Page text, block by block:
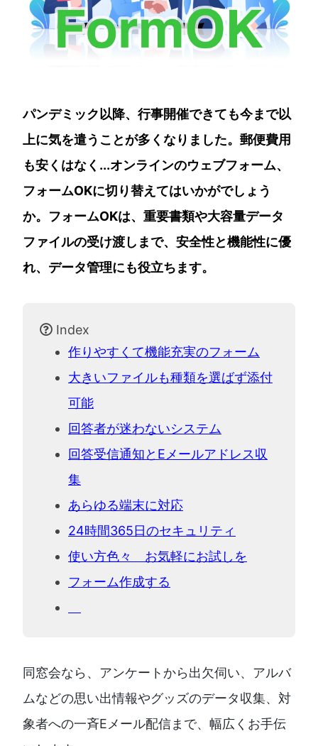
パンデミック以降、行事開催できても今まで以
上に気を遣うことが多くなりました。郵便費用
も安くはなく...オンラインのウェブフォーム、
フォームOKに切り替えてはいかがでしょう
か。フォームOKは、重要書類や大容量データ
ファイルの受け渡しまで、安全性と機能性に優
れ、データ管理にも役立ちます。
Index
作りやすくて機能充実のフォーム
大きいファイルも種類を選ばず添付
可能
回答者が迷わないシステム
回答受信通知とEメールアドレス収
集
あらゆる端末に対応
24時間365日のセキュリティ
使い方色々 お気軽にお試しを
フォーム作成する
同窓会なら、アンケートから出欠伺い、アルバ
ムなどの思い出情報やグッズのデータ収集、対
象者への一斉Eメール配信まで、幅広くお手伝